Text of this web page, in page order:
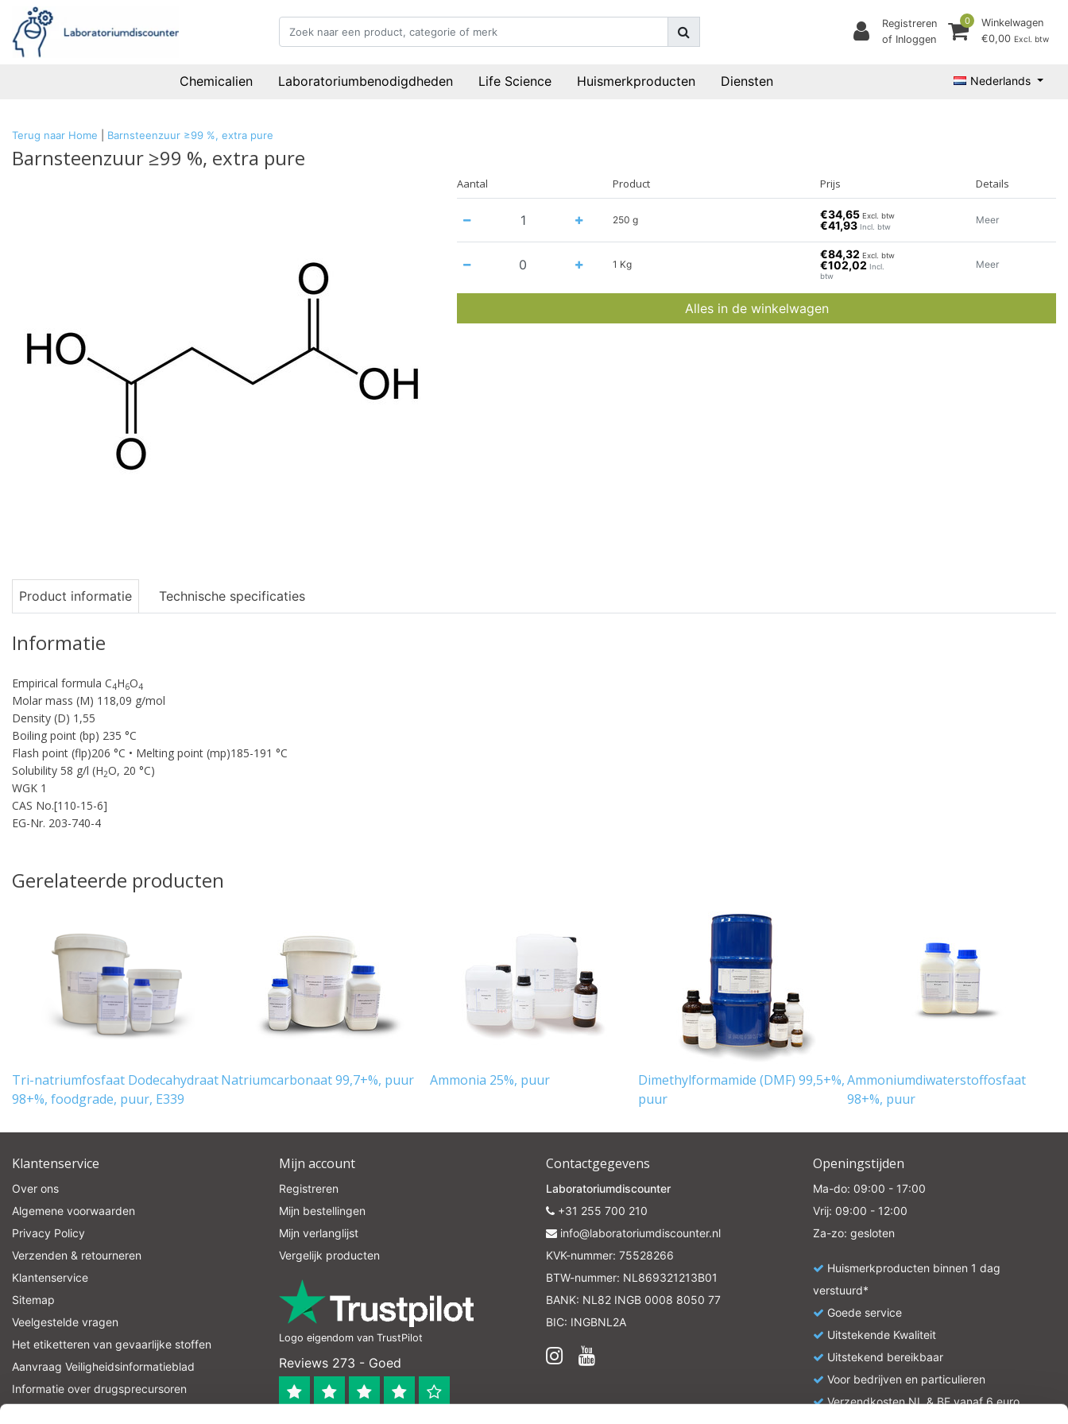
Registreren
of Inloggen
0
Winkelwagen
€0,00 Excl. btw
Chemicalien Laboratoriumbenodigdheden Life Science Huismerkproducten Diensten Nederlands
Terug naar Home Barnsteenzuur ≥99 %, extra pure
Barnsteenzuur ≥99 %, extra pure
Aantal Product Prijs Details
250 g €34,65Excl. btw
€41,93 Incl. btw
Meer
1 Kg
€84,32Excl. btw
€102,02 Incl.
btw
Meer
Alles in de winkelwagen
Product informatie Technische specificaties
Informatie
Empirical formula C4H6O4
Molar mass (M) 118,09 g/mol
Density (D) 1,55
Boiling point (bp) 235 °C
Flash point (flp)206 °C • Melting point (mp)185-191 °C
Solubility 58 g/l (H2O, 20 °C)
WGK 1
CAS No.[110-15-6]
EG-Nr. 203-740-4
Gerelateerde producten
Tri-natriumfosfaat Dodecahydraat
98+%, foodgrade, puur, E339
Natriumcarbonaat 99,7+%, puur Ammonia 25%, puur
Dimethylformamide (DMF) 99,5+%,
puur
Ammoniumdiwaterstoffosfaat
98+%, puur
Klantenservice
Over ons
Algemene voorwaarden
Privacy Policy
Verzenden & retourneren
Klantenservice
Sitemap
Veelgestelde vragen
Het etiketteren van gevaarlijke stoffen
Aanvraag Veiligheidsinformatieblad
Informatie over drugsprecursoren
Mijn account
Registreren
Mijn bestellingen
Mijn verlanglijst
Vergelijk producten
Logo eigendom van TrustPilot
Reviews 273 - Goed
Contactgegevens
Laboratoriumdiscounter
+31 255 700 210
info@laboratoriumdiscounter.nl
KVK-nummer: 75528266
BTW-nummer: NL869321213B01
BANK: NL82 INGB 0008 8050 77
BIC: INGBNL2A
Openingstijden
Ma-do: 09:00 - 17:00
Vrij: 09:00 - 12:00
Za-zo: gesloten
Huismerkproducten binnen 1 dag
verstuurd*
Goede service
Uitstekende Kwaliteit
Uitstekend bereikbaar
Voor bedrijven en particulieren
Verzendkosten NL & BE vanaf 6 euro